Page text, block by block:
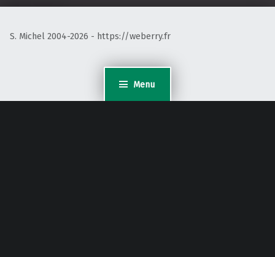
Menu
S. Michel 2004-2026 - https://weberry.fr